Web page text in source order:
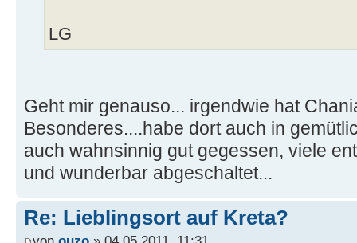
LG
Geht mir genauso... irgendwie hat
Besonderes....habe dort auch in
auch wahnsinnig gut gegessen, viele
und wunderbar abgeschaltet...
Re: Lieblingsort auf Kreta?